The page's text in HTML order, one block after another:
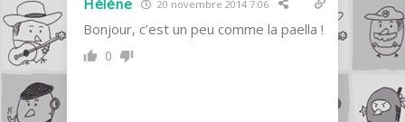
Hélène 20 novembre 2014 7:06
Bonjour, c’est un peu comme la paella !
0